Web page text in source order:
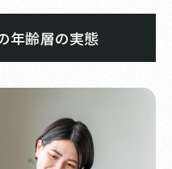
年齢層の実態